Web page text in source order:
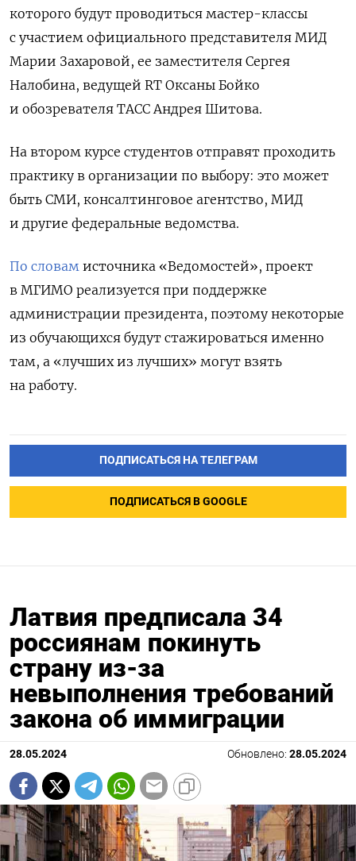
которого будут проводиться мастер-классы
с участием официального представителя МИД
Марии Захаровой, ее заместителя Сергея
Налобина, ведущей RT Оксаны Бойко
и обозревателя ТАСС Андрея Шитова.
На втором курсе студентов отправят проходить
практику в организации по выбору: это может
быть СМИ, консалтинговое агентство, МИД
и другие федеральные ведомства.
По словам источника «Ведомостей», проект
в МГИМО реализуется при поддержке
администрации президента, поэтому некоторые
из обучающихся будут стажироваться именно
там, а «лучших из лучших» могут взять
на работу.
ПОДПИСАТЬСЯ НА ТЕЛЕГРАМ
ПОДПИСАТЬСЯ В GOOGLE
Латвия предписала 34
россиянам покинуть
страну из-за
невыполнения требований
закона об иммиграции
28.05.2024 Обновлено: 28.05.2024